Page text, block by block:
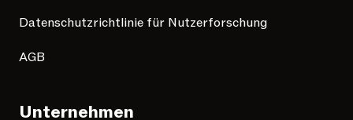
Datenschutzrichtlinie für Nutzerforschung
AGB
Unternehmen